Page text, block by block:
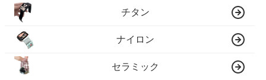
チタン
ナイロン
セラミック